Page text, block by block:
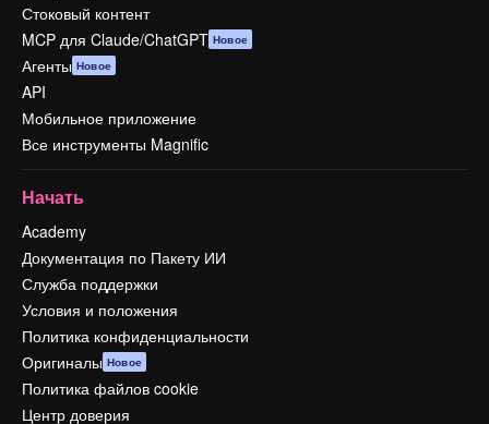
Стоковый контент
MCP для Claude/ChatGPT Новое
Агенты Новое
API
Мобильное приложение
Все инструменты Magnific
Начать
Academy
Документация по Пакету ИИ
Служба поддержки
Условия и положения
Политика конфиденциальности
Оригиналы Новое
Политика файлов cookie
Центр доверия